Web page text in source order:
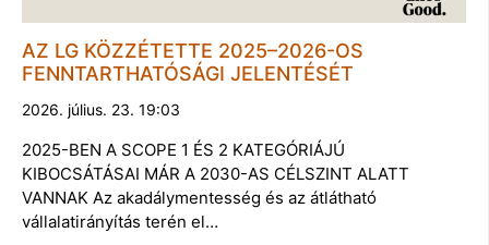
AZ LG KÖZZÉTETTE 2025–2026-OS
FENNTARTHATÓSÁGI JELENTÉSÉT
2026. július. 23. 19:03
2025-BEN A SCOPE 1 ÉS 2 KATEGÓRIÁJÚ
KIBOCSÁTÁSAI MÁR A 2030-AS CÉLSZINT ALATT
VANNAK Az akadálymentesség és az átlátható
vállalatirányítás terén el…